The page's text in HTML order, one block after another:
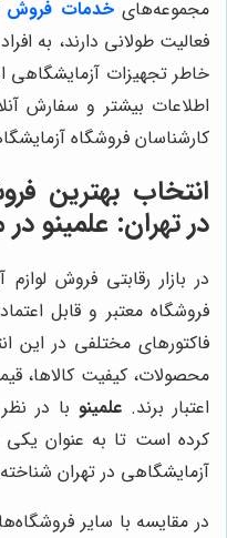
مجموعه‌هایخدمات فروش
فعالیت طولانی دارند، به
خاطر تجهیزات
اطلاعات بیشتر و سفارش
کارشناسان فروشگاه
انتخاب بهترین
در تهران: علمینو در
در بازار رقابتی فروش
فروشگاه معتبر و قابل
فاکتورهای مختلفی در این
محصولات، کیفیت کالاها،
اعتبار برند. علمینو با در
کرده است تا به عنوان یکی
آزمایشگاهی در تهران
در مقایسه با سایر